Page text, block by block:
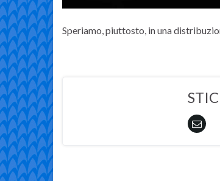
Speriamo, piuttosto, in una
STIC